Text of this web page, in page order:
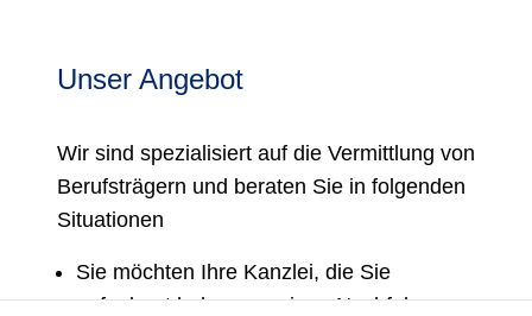
Unser Angebot
Wir sind spezialisiert auf die Vermittlung von
Berufsträgern und beraten Sie in folgenden
Situationen
Sie möchten Ihre Kanzlei, die Sie
aufgebaut haben, an einen Nachfolger